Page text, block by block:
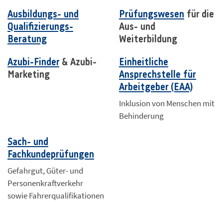
Ausbildungs- und
Qualifizierungs-
Beratung
Prüfungswesen für die
Aus- und
Weiterbildung
Azubi-Finder& Azubi-
Marketing
Einheitliche
Ansprechstelle für
Arbeitgeber (EAA)
Inklusion von Menschen mit
Behinderung
Sach- und
Fachkundeprüfungen
Gefahrgut, Güter- und
Personenkraftverkehr
sowie Fahrerqualifikationen